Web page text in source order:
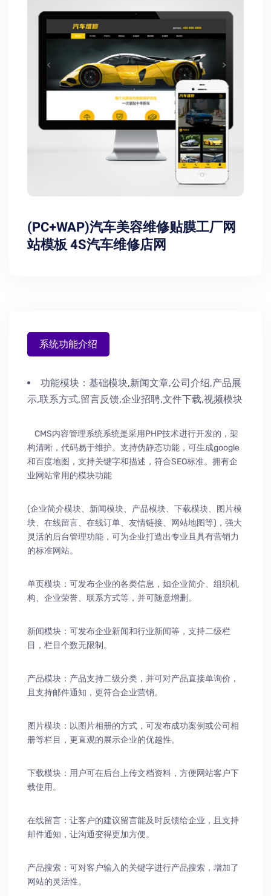
(PC+WAP)汽车美容维修贴膜工厂网
站模板 4S汽车维修店网
系统功能介绍
功能模块： 基础模块,新闻文章,公司介绍,产品展
示,联系方式,留言反馈,企业招聘,文件下载,视频模块
CMS内容管理系统系统是采用PHP技术进行开发的，架
构清晰，代码易于维护。支持伪静态功能，可生成google
和百度地图，支持关键字和描述，符合SEO标准。拥有企
业网站常用的模块功能
(企业简介模块、新闻模块、产品模块、下载模块、图片模
块、在线留言、在线订单、友情链接、网站地图等)，强大
灵活的后台管理功能，可为企业打造出专业且具有营销力
的标准网站。
单页模块：可发布企业的各类信息，如企业简介、组织机
构、企业荣誉、联系方式等，并可随意增删。
新闻模块：可发布企业新闻和行业新闻等，支持二级栏
目，栏目个数无限制。
产品模块：产品支持二级分类，并可对产品直接单询价，
且支持邮件通知，更符合企业营销。
图片模块：以图片相册的方式，可发布成功案例或公司相
册等栏目，更直观的展示企业的优越性。
下载模块：用户可在后台上传文档资料，方便网站客户下
载使用。
在线留言：让客户的建议留言能及时反馈给企业，且支持
邮件通知，让沟通变得更加方便。
产品搜索：可对客户输入的关键字进行产品搜索，增加了
网站的灵活性。